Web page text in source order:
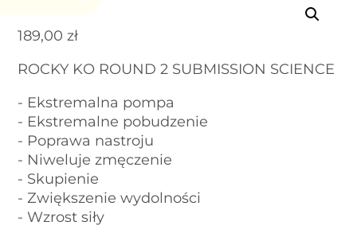
189,00zł
ROCKY KO ROUND 2 SUBMISSION SCIENCE
- Ekstremalna pompa
- Ekstremalne pobudzenie
- Poprawa nastroju
- Niweluje zmęczenie
- Skupienie
- Zwiększenie wydolności
- Wzrost siły